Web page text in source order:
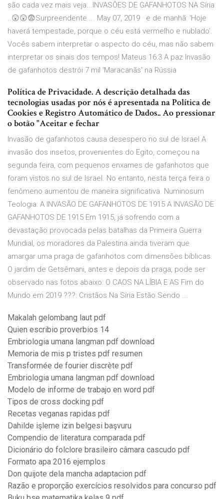
são cada vez mais veja...INVASÕES DE GAFANHOTOS NA Síria
..😲😲😨Surpreendente ... May 07, 2019 · e de manhã: ‘Hoje
haverá tempestade, porque o céu está vermelho e nublado’.
Vocês sabem interpretar o aspecto do céu, mas não sabem
interpretar os sinais dos tempos! Mateus 16:3 A paz Invasão
de gafanhotos destrói 7 mil 'Maracanãs' na Rússia
Política de Privacidade. A descrição detalhada das
tecnologias usadas por nós é apresentada na Política de
Cookies e Registro Automático de Dados.. Ao pressionar
o botão "Aceitar e fechar
Invasão de gafanhotos causa desespero no sul de Israel A
invasão dos insetos, provenientes do Egito, começou na
segunda feira, com pequenos enxames de gafanhotos que
foram vistos no sul de Israel. No entanto, nesta terça feira o
fenômeno aumentou de maneira significativa. Numinosum
Teologia: A INVASÃO DE GAFANHOTOS DE 1915 A INVASÃO DE
GAFANHOTOS DE 1915 Em 1915, já sofrendo com a
devastação provocada pelas batalhas da Primeira Guerra
Mundial, os moradores da Palestina ainda tiveram que
amargar uma praga de gafanhotos com dimensões bíblicas.
O jardim de Getsêmani, antes e depois da praga, pode ser
observado nas fotos abaixo: O CAOS NA LÍBIA E AS Fim do
Mundo em 2019 ???: Cristãos Na Síria Estão Sendo ...
Makalah gelombang laut pdf
Quien escribio proverbios 14
Embriologia umana langman pdf download
Memoria de mis p tristes pdf resumen
Transformée de fourier discrète pdf
Embriologia umana langman pdf download
Modelo de informe de trabajo en word pdf
Tipos de cross docking pdf
Recetas veganas rapidas pdf
Dahilde işleme izin belgesi başvuru
Compendio de literatura comparada pdf
Dicionário do folclore brasileiro câmara cascudo pdf
Formato apa 2016 ejemplos
Don quijote dela mancha adaptacion pdf
Razão e proporção exercícios resolvidos para concurso pdf